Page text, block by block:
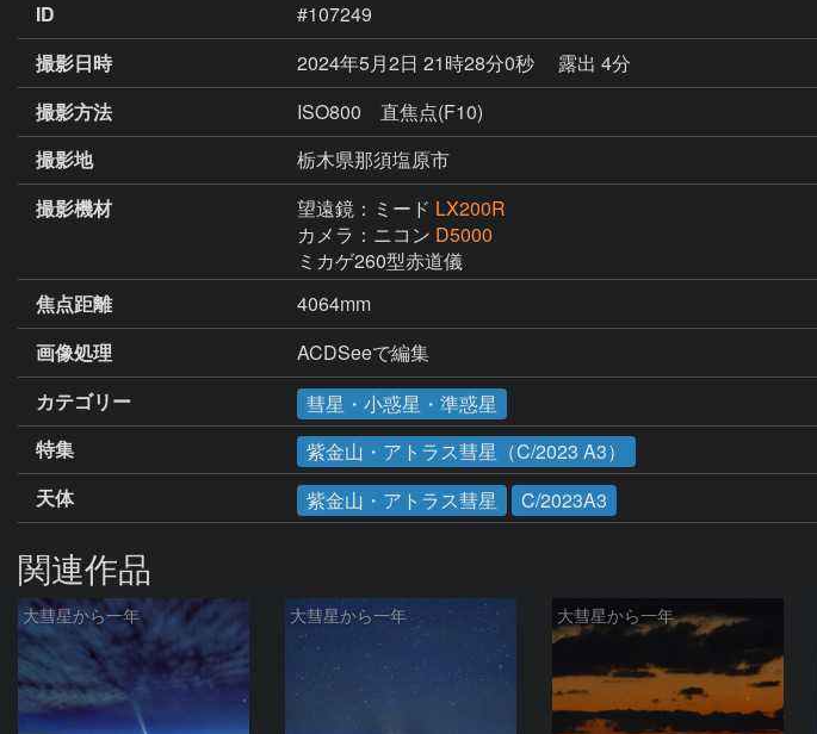
ID
#107249
撮影日時
2024年5月2日 21時28分0秒
露出 4分
撮影方法
ISO800 直焦点(F10)
撮影地
栃木県那須塩原市
撮影機材
望遠鏡：ミード LX200R
カメラ：ニコン D5000
ミカゲ260型赤道儀
焦点距離
4064mm
画像処理
ACDSeeで編集
カテゴリー
彗星・小惑星・準惑星
特集
紫金山・アトラス彗星（C/2023 A3）
天体
紫金山・アトラス彗星 C/2023A3
関連作品
大彗星から一年 大彗星から一年 大彗星から一年